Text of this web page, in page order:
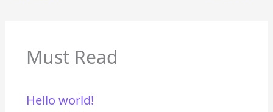
Must Read
Hello world!